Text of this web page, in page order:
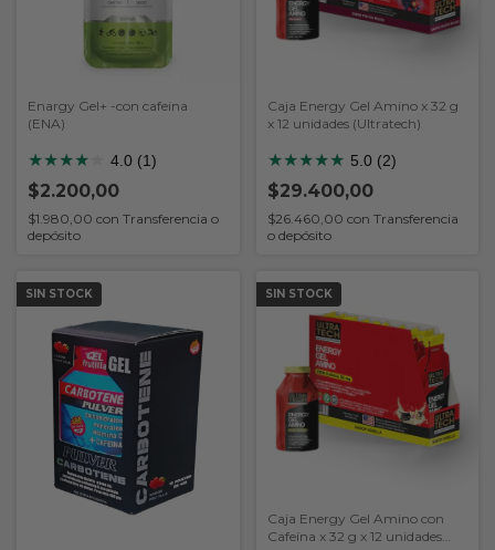
Enargy Gel+ -con cafeina
(ENA)
★★★★ 4.0 (1)
$2.200,00
$1.980,00 con Transferencia o
depósito
Caja Energy Gel Amino x 32 g
x 12 unidades (Ultratech)
★★★★★ 5.0 (2)
$29.400,00
$26.460,00 con Transferencia
o depósito
SIN STOCK SIN STOCK
Caja Energy Gel Amino con
Cafeína x 32 g x 12 unidades